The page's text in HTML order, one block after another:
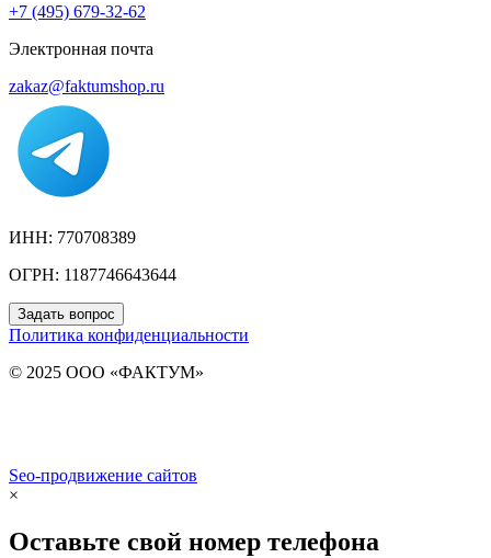
+7 (495) 679-32-62
Электронная почта
zakaz@faktumshop.ru
ИНН: 770708389
ОГРН: 1187746643644
Задать вопрос
Политика конфиденциальности
© 2025 ООО «ФАКТУМ»
Seo-продвижение сайтов
×
Оставьте свой номер телефона